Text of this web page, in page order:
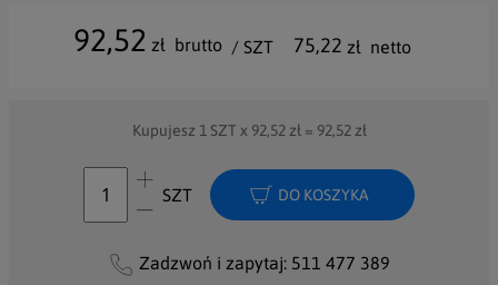
92,52 zł brutto / SZT 75,22 zł netto
Kupujesz 1 SZT x 92,52zł = 92,52zł
SZT DO KOSZYKA
Zadzwoń i zapytaj: 511 477 389